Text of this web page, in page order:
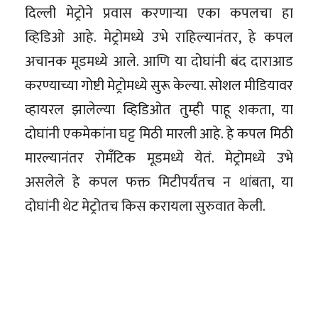
दिल्ली मेट्रोने प्रवास करणाऱ्या एका कपलचा हा
व्हिडिओ आहे. मेट्रोमध्ये उभे राहिल्यानंतर, हे कपल
अचानक मूडमध्ये आले. आणि या दोघांनी बंद दाराआड
करण्याच्या गोष्टी मेट्रोमध्ये सुरू केल्या. सोशल मीडियावर
व्हायरल झालेल्या व्हिडिओत तुम्ही पाहू शकता, या
दोघांनी एकमेकांना घट्ट मिठी मारली आहे. हे कपल मिठी
मारल्यानंतर रोमँटिक मूडमध्ये येतं. मेट्रोमध्ये उभे
असलेले हे कपल फक्त मिटीपर्यंतच न थांबता, या
दोघांनी थेट मेट्रोतच किस करायला सुरुवात केली.